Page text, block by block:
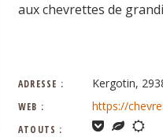
aux chevrettes de
ADRESSE : Kergotin,
WEB : https://
ATOUTS :